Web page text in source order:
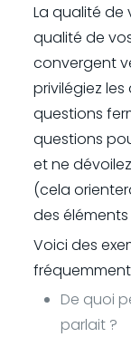
La qualité de
qualité de
convergent
privilégiez
questions
questions
et ne
(cela
des
Voici des
De quoi
parlait ?